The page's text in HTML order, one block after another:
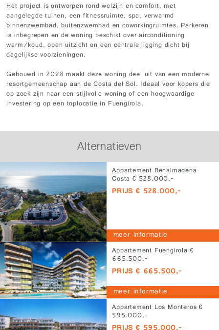
Het project is ontworpen rond welzijn en comfort, met
aangelegde tuinen, een fitnessruimte, spa, verwarmd
binnenzwembad, buitenzwembad en coworkingruimtes. Parkeren
is inbegrepen en de woning beschikt over airconditioning
warm/koud, open uitzicht en een centrale ligging dicht bij
dagelijkse voorzieningen.
Gebouwd in 2028 maakt deze woning deel uit van een moderne
resortgemeenschap aan de Costa del Sol. Ideaal voor kopers die
op zoek zijn naar een stijlvolle woning of een hoogwaardige
investering op een toplocatie in Fuengirola.
Alternatieven
Appartement Benalmadena
Costa € 528.000,-
PRIJS € 528.000,-
meer informatie
Appartement Fuengirola €
665.500,-
PRIJS € 665.500,-
meer informatie
Appartement Los Monteros €
595.000,-